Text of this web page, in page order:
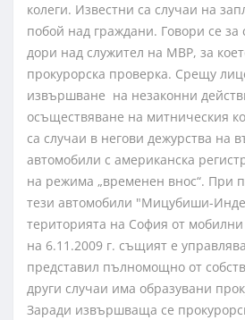
колеги. Известни са случаи на
побой над граждани. Говори се за
дори над служител на МВР, за
прокурорска проверка. Срещу
извършване на незаконни
осъществяване на митническия
са случаи в негови дежурства на
автомобили с американска
на режима „временен внос“. При
тези автомобили "Мицубиши-
територията на София от
на 6.11.2009 г. същият е
представил пълномощно от
други случаи има образувани
Заради извършваща се